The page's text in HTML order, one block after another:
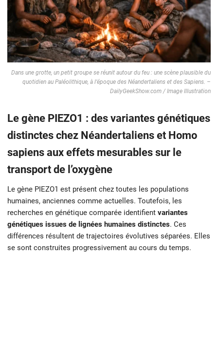
Dans une grotte, un petit groupe se réunit autour du feu : une scène plausible du
quotidien au Paléolithique, à l’époque des Néandertaliens et des Sapiens. –
DailyGeekShow.com / Image Illustration
Le gène PIEZO1 : des variantes génétiques
distinctes chez Néandertaliens et Homo
sapiens aux effets mesurables sur le
transport de l’oxygène
Le gène PIEZO1 est présent chez toutes les populations
humaines, anciennes comme actuelles. Toutefois, les
recherches en génétique comparée identifient variantes
génétiques issues de lignées humaines distinctes. Ces
différences résultent de trajectoires évolutives séparées. Elles
se sont construites progressivement au cours du temps.